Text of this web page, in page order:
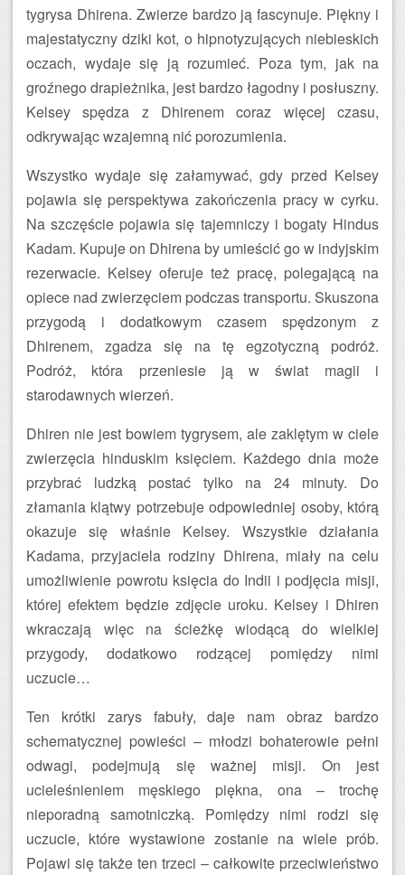
tygrysa Dhirena. Zwierze bardzo ją fascynuje. Piękny i
majestatyczny dziki kot, o hipnotyzujących niebieskich
oczach, wydaje się ją rozumieć. Poza tym, jak na
groźnego drapieżnika, jest bardzo łagodny i posłuszny.
Kelsey spędza z Dhirenem coraz więcej czasu,
odkrywając wzajemną nić porozumienia.
Wszystko wydaje się załamywać, gdy przed Kelsey
pojawia się perspektywa zakończenia pracy w cyrku.
Na szczęście pojawia się tajemniczy i bogaty Hindus
Kadam. Kupuje on Dhirena by umieścić go w indyjskim
rezerwacie. Kelsey oferuje też pracę, polegającą na
opiece nad zwierzęciem podczas transportu. Skuszona
przygodą i dodatkowym czasem spędzonym z
Dhirenem, zgadza się na tę egzotyczną podróż.
Podróż, która przeniesie ją w świat magii i
starodawnych wierzeń.
Dhiren nie jest bowiem tygrysem, ale zaklętym w ciele
zwierzęcia hinduskim księciem. Każdego dnia może
przybrać ludzką postać tylko na 24 minuty. Do
złamania klątwy potrzebuje odpowiedniej osoby, którą
okazuje się właśnie Kelsey. Wszystkie działania
Kadama, przyjaciela rodziny Dhirena, miały na celu
umożliwienie powrotu księcia do Indii i podjęcia misji,
której efektem będzie zdjęcie uroku. Kelsey i Dhiren
wkraczają więc na ścieżkę wiodącą do wielkiej
przygody, dodatkowo rodzącej pomiędzy nimi
uczucie…
Ten krótki zarys fabuły, daje nam obraz bardzo
schematycznej powieści – młodzi bohaterowie pełni
odwagi, podejmują się ważnej misji. On jest
ucieleśnieniem męskiego piękna, ona – trochę
nieporadną samotniczką. Pomiędzy nimi rodzi się
uczucie, które wystawione zostanie na wiele prób.
Pojawi się także ten trzeci – całkowite przeciwieństwo